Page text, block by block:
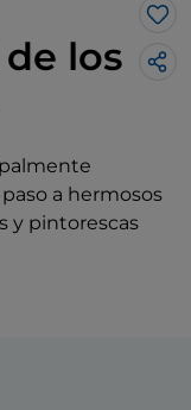
los
a hermosos
y pintorescas
Me